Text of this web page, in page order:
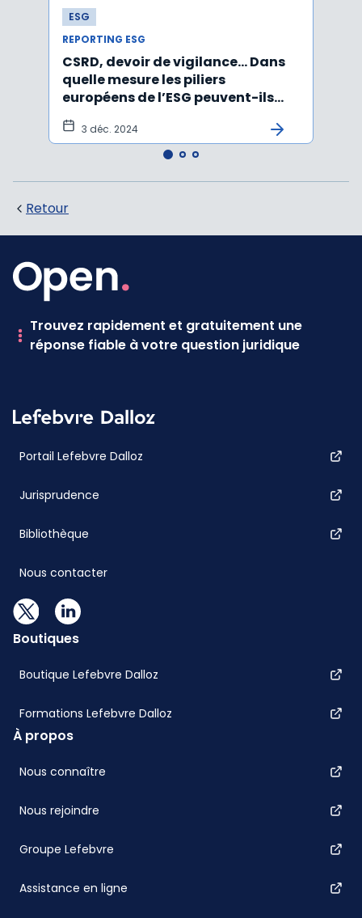
ESG
REPORTING ESG
CSRD, devoir de vigilance… Dans
quelle mesure les piliers
européens de l’ESG peuvent-ils
être rabotés ?
3 déc. 2024
Retour
Trouvez rapidement et gratuitement une
réponse fiable à votre question juridique
Portail Lefebvre Dalloz
Jurisprudence
Bibliothèque
Nous contacter
Boutiques
Boutique Lefebvre Dalloz
Formations Lefebvre Dalloz
À propos
Nous connaître
Nous rejoindre
Groupe Lefebvre
Assistance en ligne